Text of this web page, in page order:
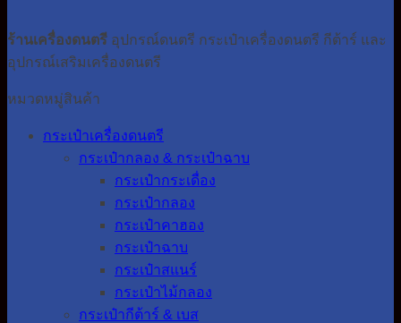
ร้านเครื่องดนตรี อุปกรณ์ดนตรี กระเป๋าเครื่องดนตรี กีต้าร์ และ
อุปกรณ์เสริมเครื่องดนตรี
หมวดหมู่สินค้า
กระเป๋าเครื่องดนตรี
กระเป๋ากลอง & กระเป๋าฉาบ
กระเป๋ากระเดื่อง
กระเป๋ากลอง
กระเป๋าคาฮอง
กระเป๋าฉาบ
กระเป๋าสแนร์
กระเป๋าไม้กลอง
กระเป๋ากีต้าร์ & เบส